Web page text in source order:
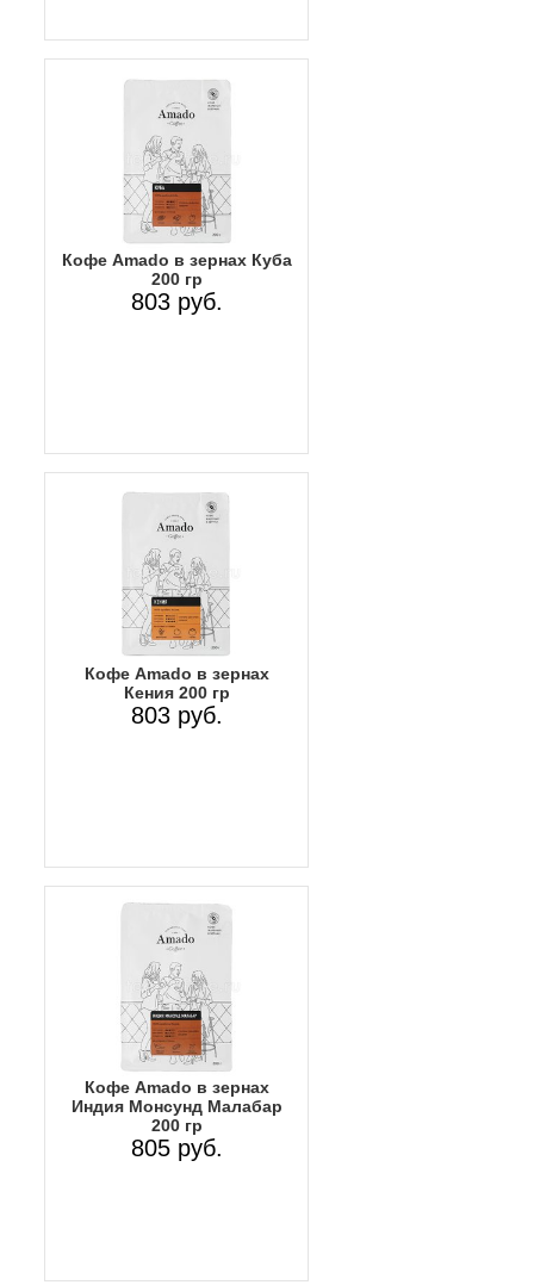
Кофе Amado в зернах Куба
200 гр
803 руб.
Кофе Amado в зернах
Кения 200 гр
803 руб.
Кофе Amado в зернах
Индия Монсунд Малабар
200 гр
805 руб.